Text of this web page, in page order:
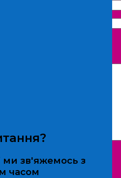
третім особам
ми зв'яжемось з
часом